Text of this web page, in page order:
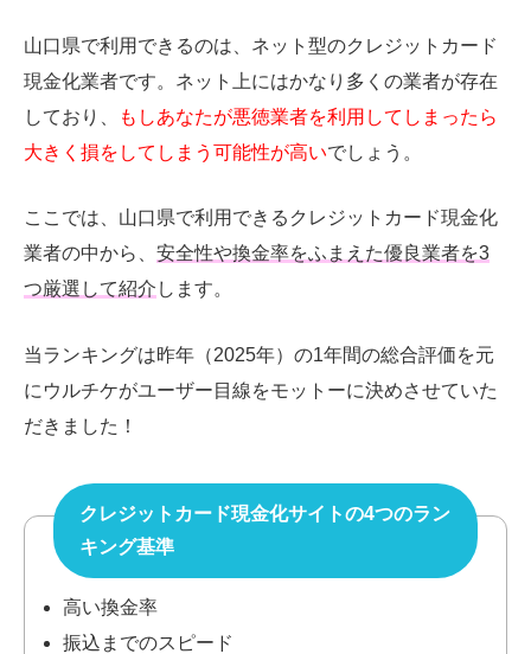
山口県で利用できるのは、ネット型のクレジットカード
現金化業者です。ネット上にはかなり多くの業者が存在
しており、
もしあなたが悪徳業者を利用してしまったら
大きく損をしてしまう可能性が高いでしょう。
ここでは、山口県で利用できるクレジットカード現金化
業者の中から、 安全性や換金率をふまえた優良業者を3
つ厳選して紹介 します。
当ランキングは昨年（2025年）の1年間の総合評価を元
にウルチケがユーザー目線をモットーに決めさせていた
だきました！
クレジットカード現金化サイトの4つのラン
キング基準
高い換金率
振込までのスピード